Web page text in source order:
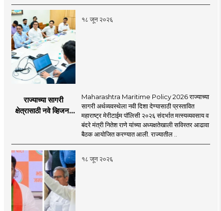
काय सांगतो?
१८ जून २०२६
राज्याच्या सागरी
क्षेत्रासाठी नवे व्हिजन;
प्रस्ताव
Maharashtra Maritime Policy 2026 राज्याच्या
सागरी अर्थव्यवस्थेला नवी दिशा देण्यासाठी प्रस्तावित
महाराष्ट्र मेरीटाईम पॉलिसी २०२६ संदर्भात मत्स्यव्यवसाय व
बंदरे मंत्री नितेश राणे यांच्या अध्यक्षतेखाली सविस्तर आढावा
बैठक आयोजित करण्यात आली. राज्यातील ..
१८ जून २०२६